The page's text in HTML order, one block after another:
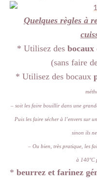
Quelques règles à
* Utilisez des bocaux
(sans faire
* Utilisez des bocaux
– soit les faire bouillir dans une
Puis les faire sécher à l’envers sur
sinon ils
– Ou bien, très pratique, les
à 140°C
* beurrez et farinez